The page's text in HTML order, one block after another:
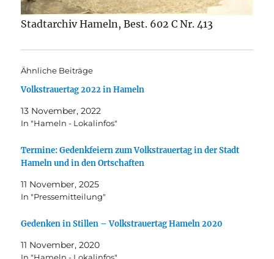
Stadtarchiv Hameln, Best. 602 C Nr. 413
Ähnliche Beiträge
Volkstrauertag 2022 in Hameln
13 November, 2022
In "Hameln - Lokalinfos"
Termine: Gedenkfeiern zum Volkstrauertag in der Stadt
Hameln und in den Ortschaften
11 November, 2025
In "Pressemitteilung"
Gedenken in Stillen – Volkstrauertag Hameln 2020
11 November, 2020
In "Hameln - Lokalinfos"